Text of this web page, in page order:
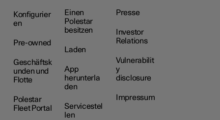
Konfigurier
en
Pre-owned
Geschäftsk
unden und
Flotte
Polestar
Fleet Portal
Einen
Polestar
besitzen
Laden
App
herunterla
den
Servicestel
len
Presse
Investor
Relations
Vulnerabilit
y
disclosure
Impressum